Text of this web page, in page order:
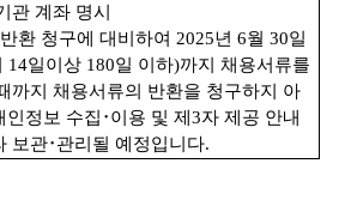
관 계좌 명시
환 청구에 대비하여 2025년6월30일
14일이상 180일 이하)까지 채용서류를
까지 채용서류의 반환을 청구하지 아
인정보 수집 ･이용 및 제3자 제공 안내
보관･관리될 예정입니다.